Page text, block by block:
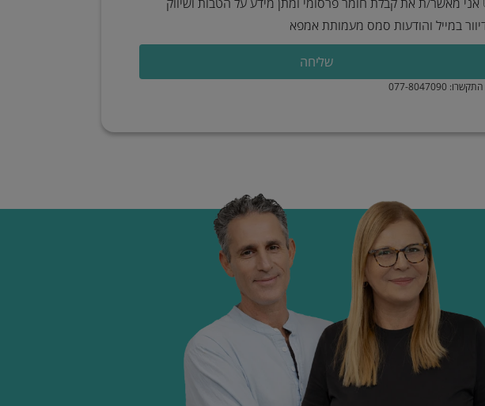
אני מאשר/ת את קבלת חומר פרסומי ומתן מידע על הטבות ושיווק
במייל והודעות סמס מעמותת אמפא
שליחה
077-8047090